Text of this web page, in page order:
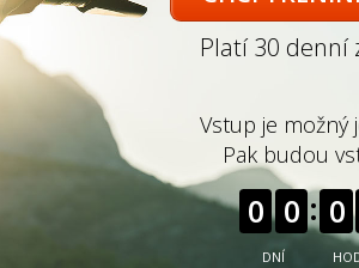
Platí 30 denní
Vstup je
Pak budou
0 0
DNÍ
0